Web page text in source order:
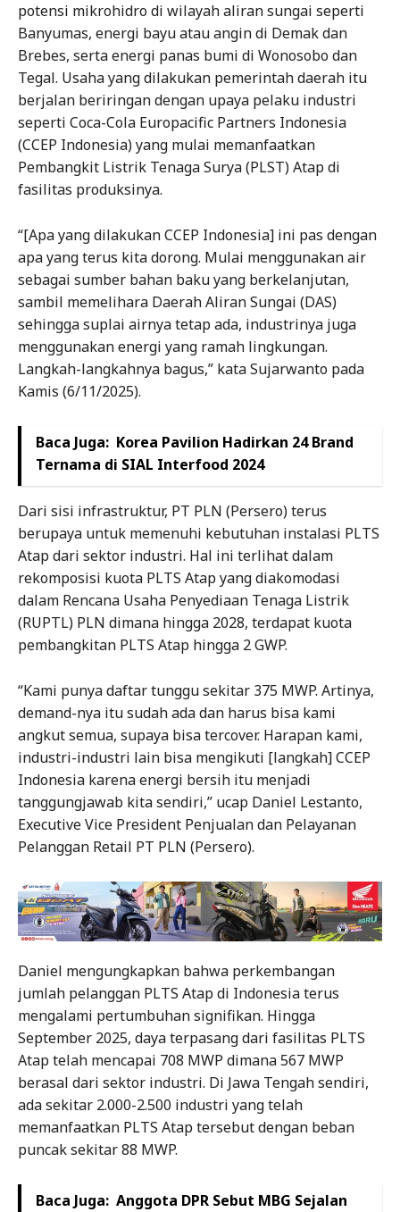
potensi mikrohidro di wilayah aliran sungai seperti
Banyumas, energi bayu atau angin di Demak dan
Brebes, serta energi panas bumi di Wonosobo dan
Tegal. Usaha yang dilakukan pemerintah daerah itu
berjalan beriringan dengan upaya pelaku industri
seperti Coca-Cola Europacific Partners Indonesia
(CCEP Indonesia) yang mulai memanfaatkan
Pembangkit Listrik Tenaga Surya (PLST) Atap di
fasilitas produksinya.
“[Apa yang dilakukan CCEP Indonesia] ini pas dengan
apa yang terus kita dorong. Mulai menggunakan air
sebagai sumber bahan baku yang berkelanjutan,
sambil memelihara Daerah Aliran Sungai (DAS)
sehingga suplai airnya tetap ada, industrinya juga
menggunakan energi yang ramah lingkungan.
Langkah-langkahnya bagus,” kata Sujarwanto pada
Kamis (6/11/2025).
Baca Juga: Korea Pavilion Hadirkan 24 Brand
Ternama di SIAL Interfood 2024
Dari sisi infrastruktur, PT PLN (Persero) terus
berupaya untuk memenuhi kebutuhan instalasi PLTS
Atap dari sektor industri. Hal ini terlihat dalam
rekomposisi kuota PLTS Atap yang diakomodasi
dalam Rencana Usaha Penyediaan Tenaga Listrik
(RUPTL) PLN dimana hingga 2028, terdapat kuota
pembangkitan PLTS Atap hingga 2 GWP.
“Kami punya daftar tunggu sekitar 375 MWP. Artinya,
demand-nya itu sudah ada dan harus bisa kami
angkut semua, supaya bisa tercover. Harapan kami,
industri-industri lain bisa mengikuti [langkah] CCEP
Indonesia karena energi bersih itu menjadi
tanggungjawab kita sendiri,” ucap Daniel Lestanto,
Executive Vice President Penjualan dan Pelayanan
Pelanggan Retail PT PLN (Persero).
Daniel mengungkapkan bahwa perkembangan
jumlah pelanggan PLTS Atap di Indonesia terus
mengalami pertumbuhan signifikan. Hingga
September 2025, daya terpasang dari fasilitas PLTS
Atap telah mencapai 708 MWP dimana 567 MWP
berasal dari sektor industri. Di Jawa Tengah sendiri,
ada sekitar 2.000-2.500 industri yang telah
memanfaatkan PLTS Atap tersebut dengan beban
puncak sekitar 88 MWP.
Baca Juga: Anggota DPR Sebut MBG Sejalan